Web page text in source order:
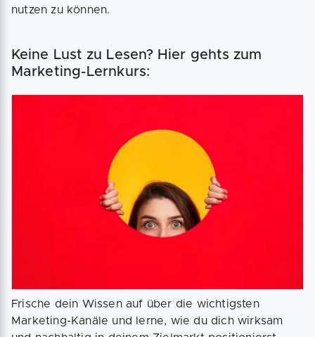
nutzen zu können.
Keine Lust zu Lesen? Hier gehts zum
Marketing-Lernkurs:
Frische dein Wissen auf über die wichtigsten
Marketing-Kanäle und lerne, wie du dich wirksam